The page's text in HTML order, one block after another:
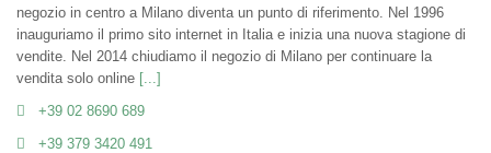
negozio in centro a Milano diventa un punto di riferimento. Nel 1996
inauguriamo il primo sito internet in Italia e inizia una nuova stagione di
vendite. Nel 2014 chiudiamo il negozio di Milano per continuare la
vendita solo online [...]
+39 02 8690 689
+39 379 3420 491